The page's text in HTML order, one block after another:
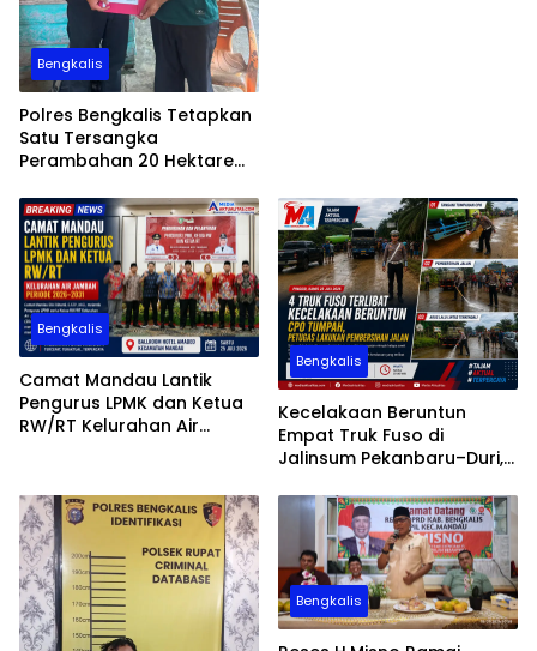
Bengkalis
Polres Bengkalis Tetapkan
Satu Tersangka
Perambahan 20 Hektare
SPM
Bengkalis
Camat Mandau Lantik
Pengurus LPMK dan Ketua
RW/RT Kelurahan Air
Bengkalis
Kecelakaan Beruntun
Empat Truk Fuso di
Jalinsum Pekanbaru–Duri,
Badan Jalan
Bengkalis